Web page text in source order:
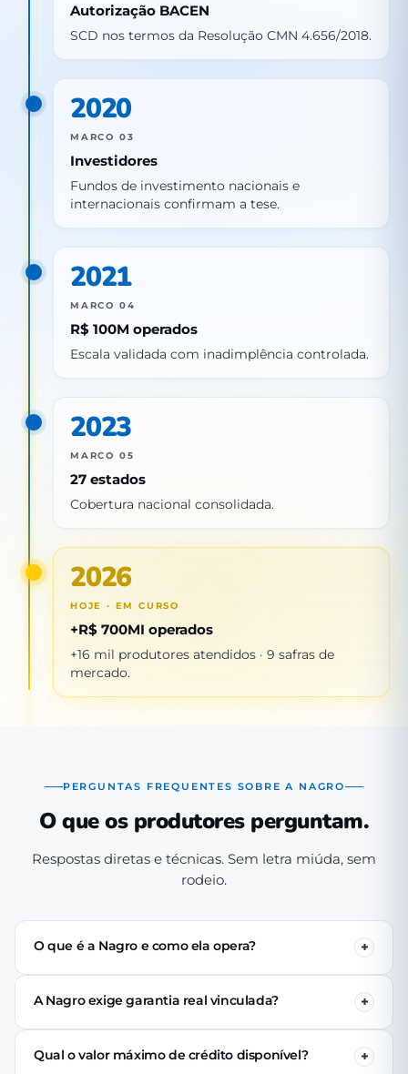
Autorização BACEN
SCD nos termos da Resolução CMN 4.656/2018.
2020
MARCO 03
Investidores
Fundos de investimento nacionais e
internacionais confirmam a tese.
2021
MARCO 04
R$ 100M operados
Escala validada com inadimplência controlada.
2023
MARCO 05
27 estados
Cobertura nacional consolidada.
2026
HOJE · EM CURSO
+R$ 700MI operados
+16 mil produtores atendidos · 9 safras de
mercado.
PERGUNTAS FREQUENTES SOBRE A NAGRO
O que os produtores perguntam.
Respostas diretas e técnicas. Sem letra miúda, sem
rodeio.
O que é a Nagro e como ela opera?
A Nagro é uma Sociedade de Crédito Direto (SCD)
autorizada pelo Banco Central, especializada em crédito
se cadastra pelo app, passa pela análise técnica de perfil
produtivo e (se aprovado) recebe o crédito via PIX em até
A Nagro exige garantia real vinculada?
Não. Nenhuma linha de crédito da Nagro exige penhor
de terra, rebanho ou maquinário. A análise é baseada no
perfil produtivo do tomador — histórico, capacidade de
Qual o valor máximo de crédito disponível?